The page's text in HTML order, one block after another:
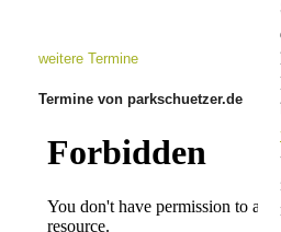
weitere Termine
Termine von parkschuetzer.de